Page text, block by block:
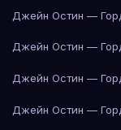
Джейн Остин —
Джейн Остин —
Джейн Остин —
Джейн Остин —